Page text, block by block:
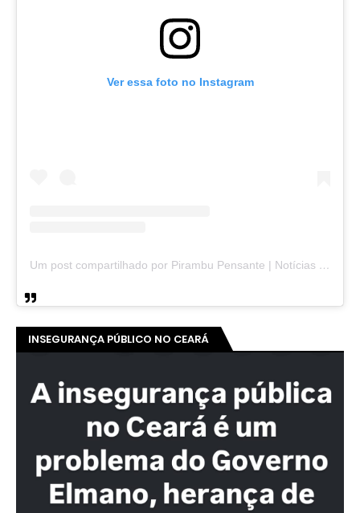
Ver essa foto no Instagram
Um post compartilhado por Pirambu Pensante | Notícias & Entretenimento (@pirambupensante)
INSEGURANÇA PÚBLICO NO CEARÁ